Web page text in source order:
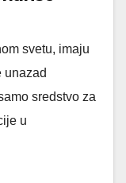
svetu, imaju
unazad
sredstvo za
u